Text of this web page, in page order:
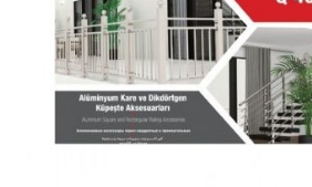
Q 40 Küpeşte